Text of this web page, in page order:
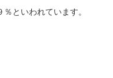
といわれています。